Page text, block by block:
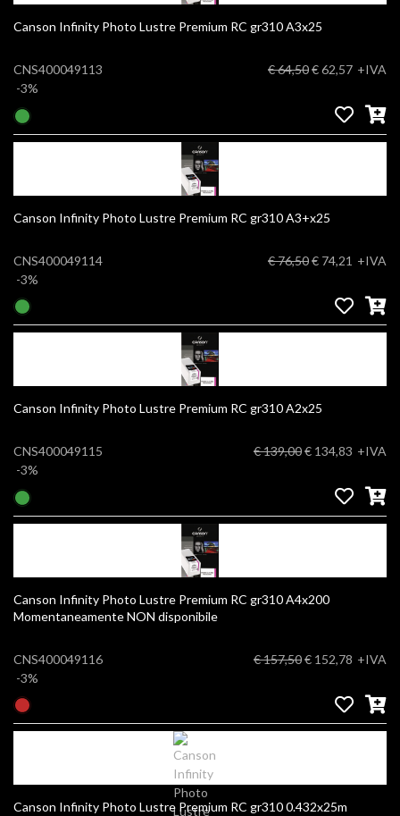
Canson Infinity Photo Lustre Premium RC gr310 A3x25
CNS400049113
-3%
€ 64,50€ 62,57 +IVA
Canson Infinity Photo Lustre Premium RC gr310 A3+x25
CNS400049114
-3%
€ 76,50€ 74,21 +IVA
Canson Infinity Photo Lustre Premium RC gr310 A2x25
CNS400049115
-3%
€ 139,00€ 134,83 +IVA
Canson Infinity Photo Lustre Premium RC gr310 A4x200
Momentaneamente NON disponibile
CNS400049116
-3%
€ 157,50€ 152,78 +IVA
Canson Infinity Photo Lustre Premium RC gr310 0.432x25m